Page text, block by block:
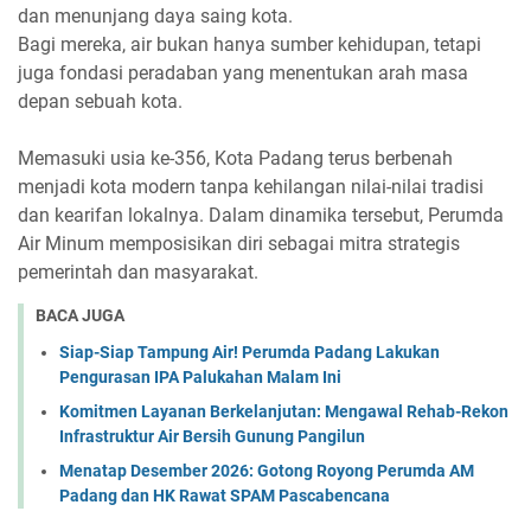
dan menunjang daya saing kota.
Bagi mereka, air bukan hanya sumber kehidupan, tetapi
juga fondasi peradaban yang menentukan arah masa
depan sebuah kota.
Memasuki usia ke-356, Kota Padang terus berbenah
menjadi kota modern tanpa kehilangan nilai-nilai tradisi
dan kearifan lokalnya. Dalam dinamika tersebut, Perumda
Air Minum memposisikan diri sebagai mitra strategis
pemerintah dan masyarakat.
BACA JUGA
Siap-Siap Tampung Air! Perumda Padang Lakukan
Pengurasan IPA Palukahan Malam Ini
Komitmen Layanan Berkelanjutan: Mengawal Rehab-Rekon
Infrastruktur Air Bersih Gunung Pangilun
Menatap Desember 2026: Gotong Royong Perumda AM
Padang dan HK Rawat SPAM Pascabencana